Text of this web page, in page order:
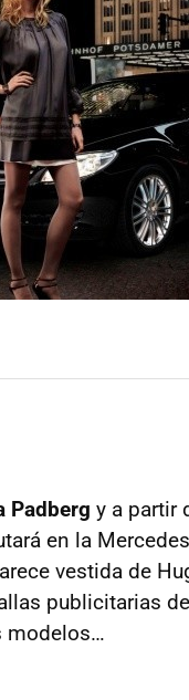
Padberg y a partir
en la
vestida de
publicitarias
modelos…